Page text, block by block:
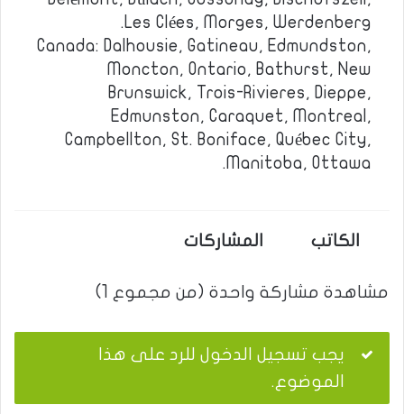
Les Clées, Morges, Werdenberg.
Canada: Dalhousie, Gatineau, Edmundston,
Moncton, Ontario, Bathurst, New
Brunswick, Trois-Rivieres, Dieppe,
Edmunston, Caraquet, Montreal,
Campbellton, St. Boniface, Québec City,
Manitoba, Ottawa.
الكاتب المشاركات
مشاهدة مشاركة واحدة (من مجموع 1)
يجب تسجيل الدخول للرد على هذا
الموضوع.